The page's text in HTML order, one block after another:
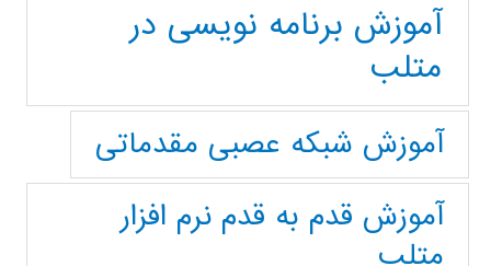
آموزش برنامه نویسی در
متلب
آموزش شبکه عصبی مقدماتی
آموزش قدم به قدم نرم افزار
متلب